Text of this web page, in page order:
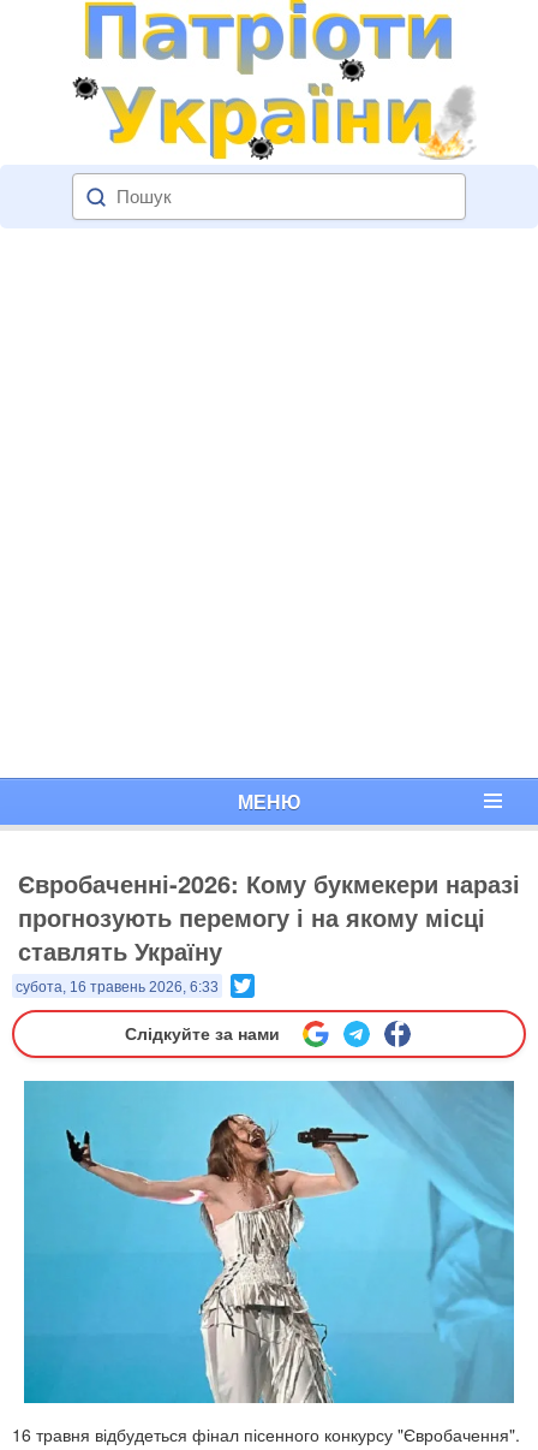
МЕНЮ
Євробаченні-2026: Кому букмекери наразі
прогнозують перемогу і на якому місці
ставлять Україну
субота, 16 травень 2026, 6:33
Слідкуйте за нами
16 травня відбудеться фінал пісенного конкурсу "Євробачення".